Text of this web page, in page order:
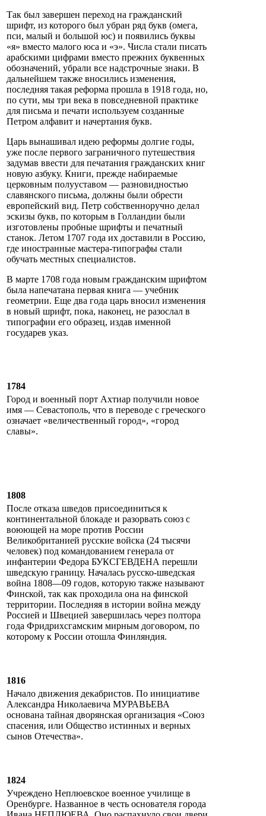
Так был завершен переход на гражданский
шрифт, из которого был убран ряд букв (омега,
пси, малый и большой юс) и появились буквы
«я» вместо малого юса и «э». Числа стали писать
арабскими цифрами вместо прежних буквенных
обозначений, убрали все надстрочные знаки. В
дальнейшем также вносились изменения,
последняя такая реформа прошла в 1918 года, но,
по сути, мы три века в повседневной практике
для письма и печати используем созданные
Петром алфавит и начертания букв.
Царь вынашивал идею реформы долгие годы,
уже после первого заграничного путешествия
задумав ввести для печатания гражданских книг
новую азбуку. Книги, прежде набираемые
церковным полууставом — разновидностью
славянского письма, должны были обрести
европейский вид. Петр собственноручно делал
эскизы букв, по которым в Голландии были
изготовлены пробные шрифты и печатный
станок. Летом 1707 года их доставили в Россию,
где иностранные мастера-типографы стали
обучать местных специалистов.
В марте 1708 года новым гражданским шрифтом
была напечатана первая книга — учебник
геометрии. Еще два года царь вносил изменения
в новый шрифт, пока, наконец, не разослал в
типографии его образец, издав именной
государев указ.
1784
Город и военный порт Ахтиар получили новое
имя — Севастополь, что в переводе с греческого
означает «величественный город», «город
славы».
1808
После отказа шведов присоединиться к
континентальной блокаде и разорвать союз с
воюющей на море против России
Великобританией русские войска (24 тысячи
человек) под командованием генерала от
инфантерии Федора БУКСГЕВДЕНА перешли
шведскую границу. Началась русско-шведская
война 1808—09 годов, которую также называют
Финской, так как проходила она на финской
территории. Последняя в истории война между
Россией и Швецией завершилась через полтора
года Фридрихсгамским мирным договором, по
которому к России отошла Финляндия.
1816
Начало движения декабристов. По инициативе
Александра Николаевича МУРАВЬЕВА
основана тайная дворянская организация «Союз
спасения, или Общество истинных и верных
сынов Отечества».
1824
Учреждено Неплюевское военное училище в
Оренбурге. Названное в честь основателя города